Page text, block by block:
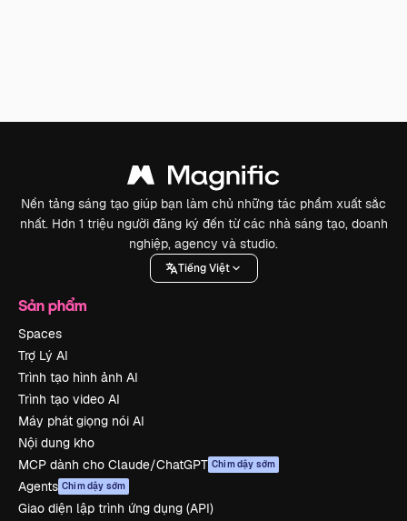
Nền tảng sáng tạo giúp bạn làm chủ những tác phẩm xuất sắc
nhất. Hơn 1 triệu người đăng ký đến từ các nhà sáng tạo, doanh
nghiệp, agency và studio.
Tiếng Việt
Sản phẩm
Spaces
Trợ Lý AI
Trình tạo hình ảnh AI
Trình tạo video AI
Máy phát giọng nói AI
Nội dung kho
MCP dành cho Claude/ChatGPT Chim dậy sớm
Agents Chim dậy sớm
Giao diện lập trình ứng dụng (API)